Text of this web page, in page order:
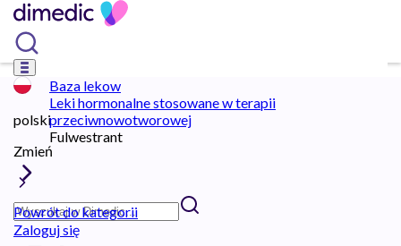
polski
Zmień
Zaloguj się
Baza lekow
Leki hormonalne stosowane w terapii
przeciwnowotworowej
Fulwestrant
Powrót do kategorii